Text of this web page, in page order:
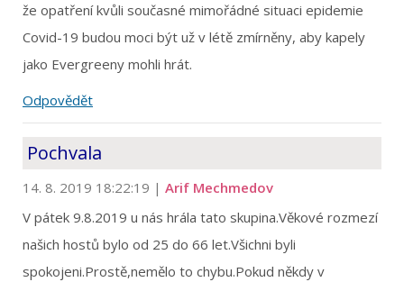
že opatření kvůli současné mimořádné situaci epidemie
Covid-19 budou moci být už v létě zmírněny, aby kapely
jako Evergreeny mohli hrát.
Odpovědět
Pochvala
14. 8. 2019 18:22:19 | Arif Mechmedov
V pátek 9.8.2019 u nás hrála tato skupina.Věkové rozmezí
našich hostů bylo od 25 do 66 let.Všichni byli
spokojeni.Prostě,nemělo to chybu.Pokud někdy v